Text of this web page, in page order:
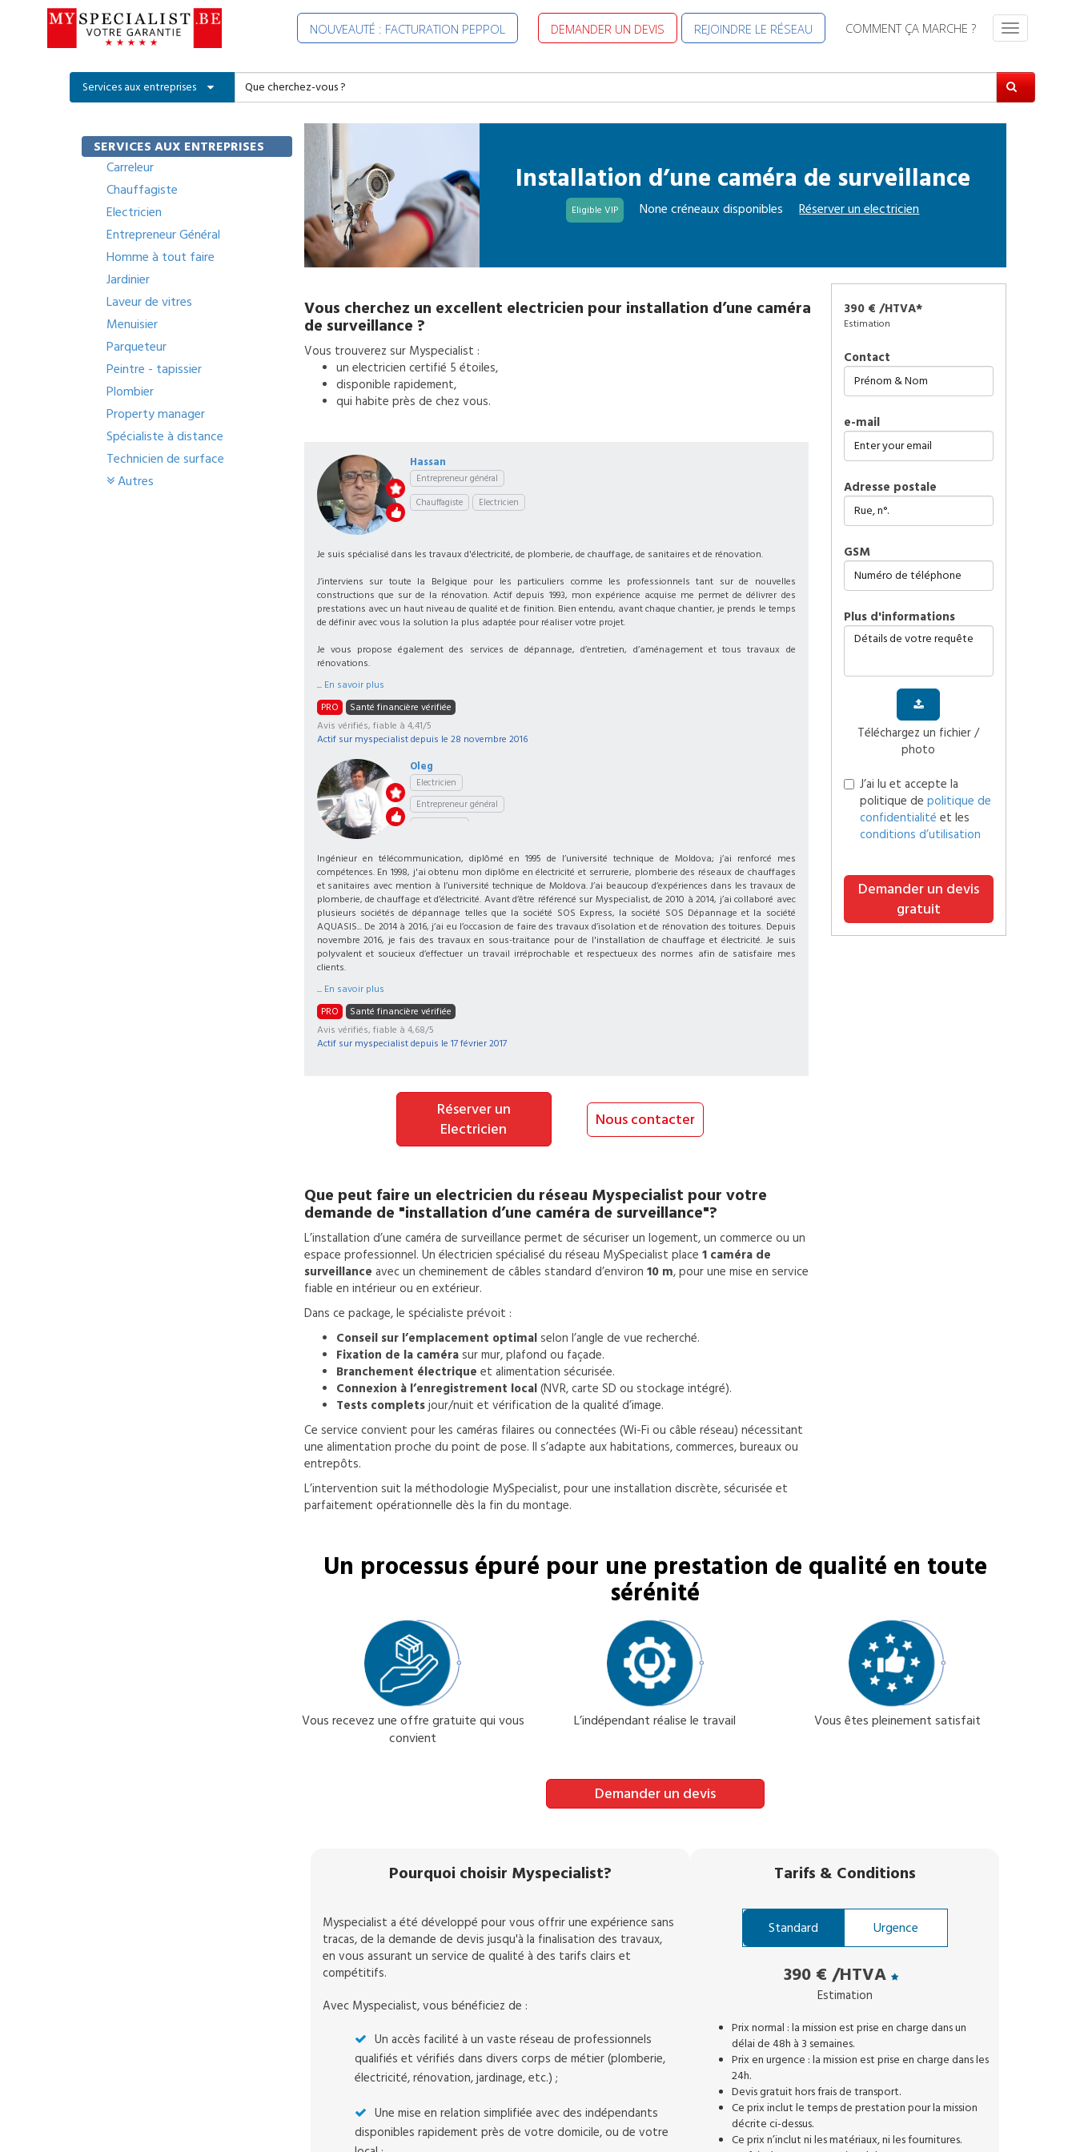
NOUVEAUTÉ : FACTURATION PEPPOL DEMANDER UN DEVIS REJOINDRE LE RÉSEAU COMMENT ÇA MARCHE ?
S
t
c
Services aux entreprises
SERVICES AUX ENTREPRISES
Carreleur
Chauffagiste
Electricien
Entrepreneur Général
Homme à tout faire
Jardinier
Laveur de vitres
Menuisier
Parqueteur
Peintre - tapissier
Plombier
Property manager
Spécialiste à distance
Technicien de surface
Autres
Installation d’une caméra de surveillance
Eligible VIP None créneaux disponibles Réserver unelectricien
Vous cherchez un excellent electricien pour installation d’une caméra
de surveillance ?
Vous trouverez sur Myspecialist :
un electricien certifié 5 étoiles,
disponible rapidement,
qui habite près de chez vous.
Hassan
Entrepreneur général
Chauffagiste
Electricien
Je suis spécialisé dans les travaux d'électricité, de plomberie, de chauffage, de sanitaires et de rénovation.
J’interviens sur toute la Belgique pour les particuliers comme les professionnels tant sur de nouvelles
constructions que sur de la rénovation. Actif depuis 1993, mon expérience acquise me permet de délivrer des
prestations avec un haut niveau de qualité et de finition. Bien entendu, avant chaque chantier, je prends le temps
de définir avec vous la solution la plus adaptée pour réaliser votre projet.
Je vous propose également des services de dépannage, d’entretien, d’aménagement et tous travaux de
rénovations.
... En savoir plus
PRO
Santé financière vérifiée
Avis vérifiés, fiable à 4,41/5
Actif sur myspecialist depuis le 28 novembre 2016
Oleg
Electricien
Entrepreneur général
Ingénieur en télécommunication, diplômé en 1995 de l’université technique de Moldova; j’ai renforcé mes
compétences. En 1998, j'ai obtenu mon diplôme en électricité et serrurerie, plomberie des réseaux de chauffages
et sanitaires avec mention à l’université technique de Moldova. J’ai beaucoup d’expériences dans les travaux de
plomberie, de chauffage et d’électricité. Avant d’être référencé sur Myspecialist, de 2010 à 2014, j’ai collaboré avec
plusieurs sociétés de dépannage telles que la société SOS Express, la société SOS Dépannage et la société
AQUASIS... De 2014 à 2016, j’ai eu l’occasion de faire des travaux d’isolation et de rénovation des toitures. Depuis
novembre 2016, je fais des travaux en sous-traitance pour de l'installation de chauffage et électricité. Je suis
polyvalent et soucieux d’effectuer un travail irréprochable et respectueux des normes afin de satisfaire mes
clients.
... En savoir plus
PRO
Santé financière vérifiée
Avis vérifiés, fiable à 4,68/5
Actif sur myspecialist depuis le 17 février 2017
Réserver un
Electricien
Nous contacter
Que peut faire un electricien du réseau Myspecialist pour votre
demande de "installation d’une caméra de surveillance"?
L’installation d’une caméra de surveillance permet de sécuriser un logement, un commerce ou un
espace professionnel. Un électricien spécialisé du réseau MySpecialist place 1 caméra de
surveillance avec un cheminement de câbles standard d’environ 10 m, pour une mise en service
fiable en intérieur ou en extérieur.
Dans ce package, le spécialiste prévoit :
Conseil sur l’emplacement optimalselon l’angle de vue recherché.
Fixation de la camérasur mur, plafond ou façade.
Branchement électrique et alimentation sécurisée.
Connexion à l’enregistrement local(NVR, carte SD ou stockage intégré).
Tests completsjour/nuit et vérification de la qualité d’image.
Ce service convient pour les caméras filaires ou connectées (Wi-Fi ou câble réseau) nécessitant
une alimentation proche du point de pose. Il s’adapte aux habitations, commerces, bureaux ou
entrepôts.
L’intervention suit la méthodologie MySpecialist, pour une installation discrète, sécurisée et
parfaitement opérationnelle dès la fin du montage.
390 € /HTVA*
Estimation
Contact
e-mail
Adresse postale
GSM
plus d'informations
Téléchargez un fichier /
photo
J’ai lu et accepte la
politique de politique de
confidentialité et les
conditions d’utilisation
Demander un devis
gratuit
Un processus épuré pour une prestation de qualité en toute
sérénité
Vous recevez une offre gratuite qui vous
convient
L’indépendant réalise le travail Vous êtes pleinement satisfait
Demander un devis
Pourquoi choisir Myspecialist?
Myspecialist a été développé pour vous offrir une expérience sans
tracas, de la demande de devis jusqu'à la finalisation des travaux,
en vous assurant un service de qualité à des tarifs clairs et
compétitifs.
Avec Myspecialist, vous bénéficiez de :
Un accès facilité à un vaste réseau de professionnels
qualifiés et vérifiés dans divers corps de métier (plomberie,
électricité, rénovation, jardinage, etc.) ;
Une mise en relation simplifiée avec des indépendants
disponibles rapidement près de votre domicile, ou de votre
Tarifs & Conditions
Standard Urgence
390 € /HTVA
Estimation
Prix normal : la mission est prise en charge dans un
délai de 48h à 3 semaines.
Prix en urgence : la mission est prise en charge dans les
24h.
Devis gratuit hors frais de transport.
Ce prix inclut le temps de prestation pour la mission
décrite ci-dessus.
Ce prix n’inclut ni les matériaux, ni les fournitures.